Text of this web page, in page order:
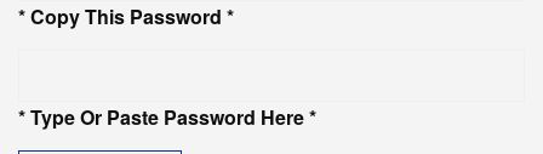
* Copy This Password *
* Type Or Paste Password Here *